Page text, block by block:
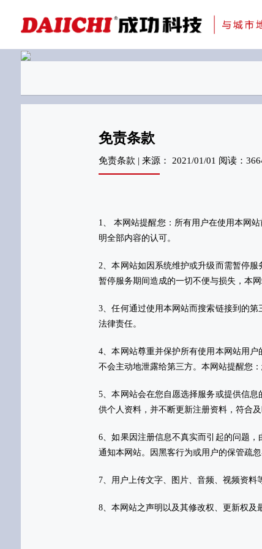
刊物专题一
金属隔断
免责条款
免责条款 | 来源： 2021/01/01 阅读：
1、 本网站提醒您：所有用户在使用本网
明全部内容的认可。
2、本网站如因系统维护或升级而需暂停
暂停服务期间造成的一切不便与损失，本网
3、任何通过使用本网站而搜索链接到的
法律责任。
4、本网站尊重并保护所有使用本网站用
不会主动地泄露给第三方。本网站提醒您
5、本网站会在您自愿选择服务或提供信
供个人资料，并不断更新注册资料，符合
6、如果因注册信息不真实而引起的问题
通知本网站。因黑客行为或用户的保管疏
7、用户上传文字、图片、音频、视频资料
8、本网站之声明以及其修改权、更新权及